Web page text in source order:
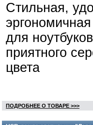
Стильная,
для
приятного
цвета
ПОДРОБНЕЕ О ТОВАРЕ >>>